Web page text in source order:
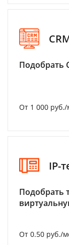
Подобрать
От 1 000
IP-
Подобрать
От 0.50 руб./